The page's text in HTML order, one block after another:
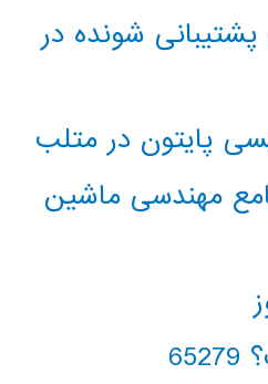
شونده در
پایتون در متلب
مهندسی ماشین